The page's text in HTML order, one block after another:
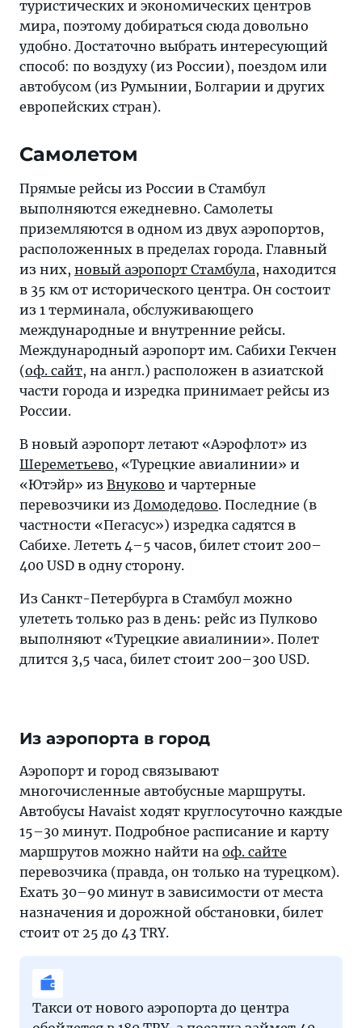
туристических и экономических центров
мира, поэтому добираться сюда довольно
удобно. Достаточно выбрать интересующий
способ: по воздуху (из России), поездом или
автобусом (из Румынии, Болгарии и других
европейских стран).
Самолетом
Прямые рейсы из России в Стамбул
выполняются ежедневно. Самолеты
приземляются в одном из двух аэропортов,
расположенных в пределах города. Главный
из них, новый аэропорт Стамбула, находится
в 35 км от исторического центра. Он состоит
из 1 терминала, обслуживающего
международные и внутренние рейсы.
Международный аэропорт им. Сабихи Гекчен
(оф. сайт, на англ.) расположен в азиатской
части города и изредка принимает рейсы из
России.
В новый аэропорт летают «Аэрофлот» из
Шереметьево, «Турецкие авиалинии» и
«Ютэйр» из Внуково и чартерные
перевозчики из Домодедово. Последние (в
частности «Пегасус») изредка садятся в
Сабихе. Лететь 4–5 часов, билет стоит 200–
400 USD в одну сторону.
Из Санкт-Петербурга в Стамбул можно
улететь только раз в день: рейс из Пулково
выполняют «Турецкие авиалинии». Полет
длится 3,5 часа, билет стоит 200–300 USD.
Из аэропорта в город
Аэропорт и город связывают
многочисленные автобусные маршруты.
Автобусы Havaist ходят круглосуточно каждые
15–30 минут. Подробное расписание и карту
маршрутов можно найти на оф. сайте
перевозчика (правда, он только на турецком).
Ехать 30–90 минут в зависимости от места
назначения и дорожной обстановки, билет
стоит от 25 до 43 TRY.
Такси от нового аэропорта до центра